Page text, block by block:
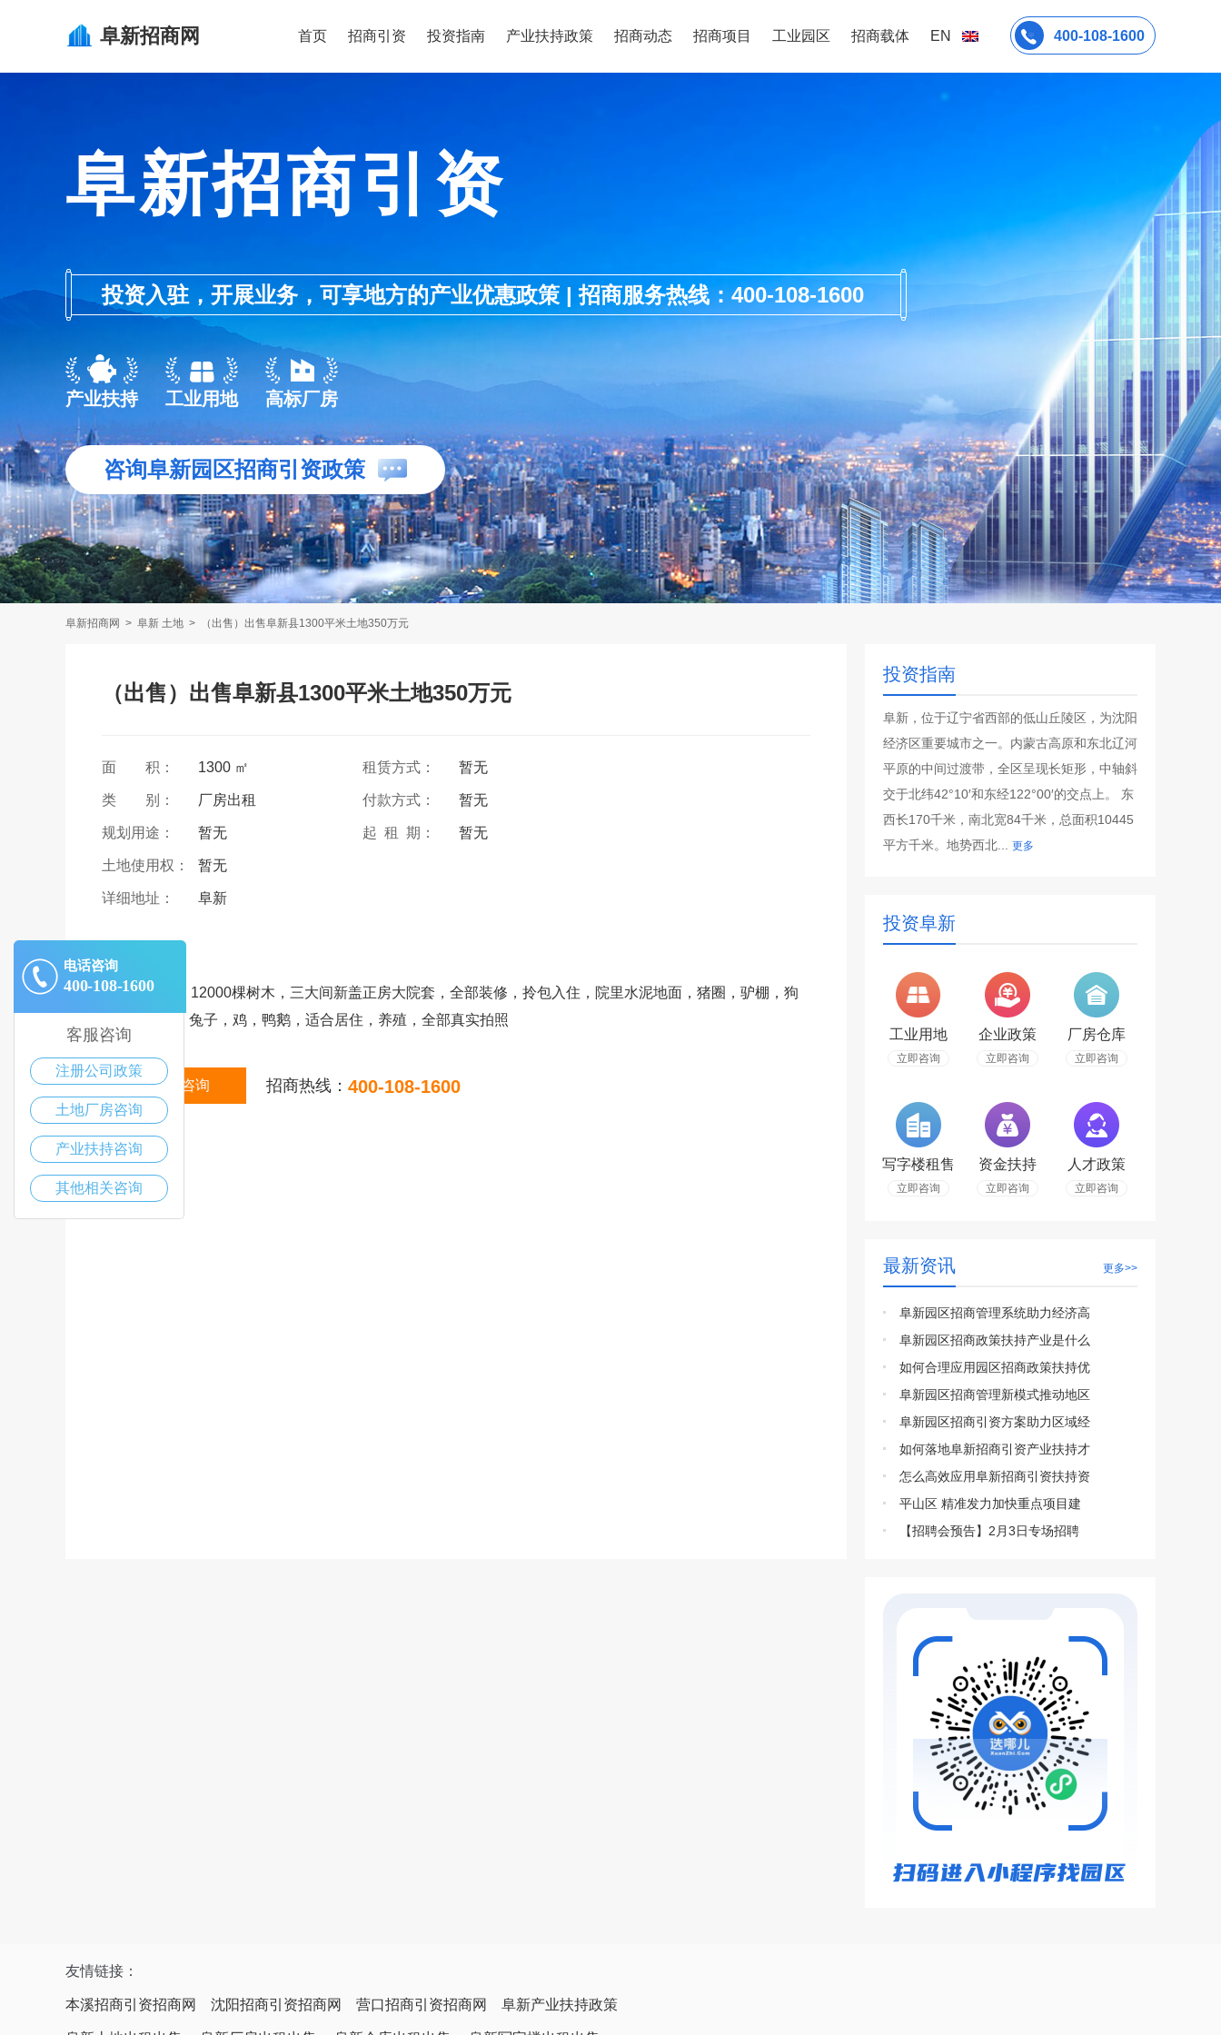
阜新招商网 首页 招商引资 投资指南 产业扶持政策 招商动态 招商项目 工业园区 招商载体 EN 400-108-1600
阜新招商引资
投资入驻，开展业务，可享地方的产业优惠政策 | 招商服务热线：400-108-1600
产业扶持 工业用地 高标厂房
咨询阜新园区招商引资政策
阜新招商网 > 阜新 土地 > （出售）出售阜新县1300平米土地350万元
（出售）出售阜新县1300平米土地350万元
面 积： 1300 ㎡ 租赁方式： 暂无
类 别： 厂房出租 付款方式： 暂无
规划用途： 暂无 起 租 期： 暂无
土地使用权： 暂无
详细地址： 阜新
50多年产权，12000棵树木，三大间新盖正房大院套，全部装修，拎包入住，院里水泥地面，猪圈，驴棚，狗
窝，鸽子窝，兔子，鸡，鸭鹅，适合居住，养殖，全部真实拍照
在线咨询 招商热线： 400-108-1600
投资指南
阜新，位于辽宁省西部的低山丘陵区，为沈阳
经济区重要城市之一。内蒙古高原和东北辽河
平原的中间过渡带，全区呈现长矩形，中轴斜
交于北纬42°10′和东经122°00′的交点上。 东
西长170千米，南北宽84千米，总面积10445
平方千米。地势西北... 更多
投资阜新
工业用地
立即咨询
企业政策
立即咨询
厂房仓库
立即咨询
写字楼租售
立即咨询
资金扶持
立即咨询
人才政策
立即咨询
最新资讯 更多>>
阜新园区招商管理系统助力经济高
阜新园区招商政策扶持产业是什么
如何合理应用园区招商政策扶持优
阜新园区招商管理新模式推动地区
阜新园区招商引资方案助力区域经
如何落地阜新招商引资产业扶持才
怎么高效应用阜新招商引资扶持资
平山区 精准发力加快重点项目建
【招聘会预告】2月3日专场招聘
友情链接：
本溪招商引资招商网 沈阳招商引资招商网 营口招商引资招商网 阜新产业扶持政策
电话咨询
400-108-1600
客服咨询
注册公司政策
土地厂房咨询
产业扶持咨询
其他相关咨询